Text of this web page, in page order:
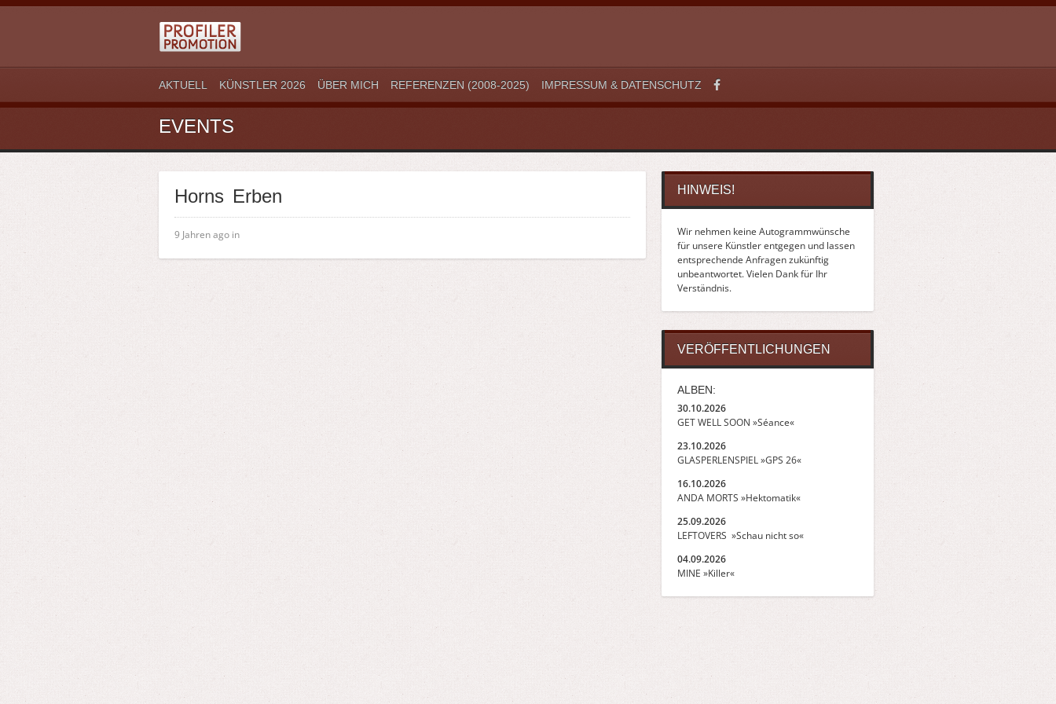
AKTUELL KÜNSTLER 2026 ÜBER MICH REFERENZEN (2008-2025) IMPRESSUM & DATENSCHUTZ
EVENTS
Horns Erben
9 Jahren ago in
HINWEIS!
Wir nehmen keine Autogrammwünsche
für unsere Künstler entgegen und lassen
entsprechende Anfragen zukünftig
unbeantwortet. Vielen Dank für Ihr
Verständnis.
VERÖFFENTLICHUNGEN
ALBEN:
30.10.2026
GET WELL SOON »Séance«
23.10.2026
GLASPERLENSPIEL »GPS 26«
16.10.2026
ANDA MORTS »Hektomatik«
25.09.2026
LEFTOVERS »Schau nicht so«
04.09.2026
MINE »Killer«